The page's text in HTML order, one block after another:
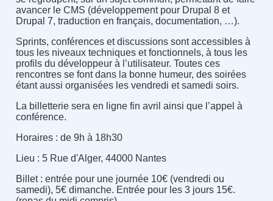
avancer le CMS (développement pour Drupal 8 et
Drupal 7, traduction en français, documentation, …).
Sprints, conférences et discussions sont accessibles à
tous les niveaux techniques et fonctionnels, à tous les
profils du développeur à l’utilisateur. Toutes ces
rencontres se font dans la bonne humeur, des soirées
étant aussi organisées les vendredi et samedi soirs.
La billetterie sera en ligne fin avril ainsi que l’appel à
conférence.
Horaires : de 9h à 18h30
Lieu : 5 Rue d'Alger, 44000 Nantes
Billet : entrée pour une journée 10€ (vendredi ou
samedi), 5€ dimanche. Entrée pour les 3 jours 15€.